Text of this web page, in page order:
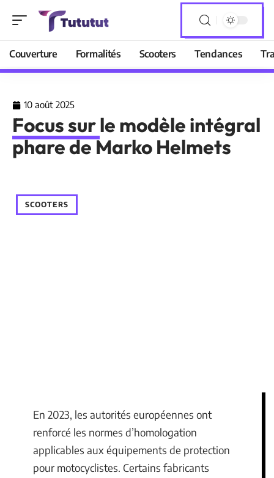
Couverture Formalités Scooters Tendances
10 août 2025
Focus sur le modèle intégral
phare de Marko Helmets
SCOOTERS
En 2023, les autorités européennes ont
renforcé les normes d’homologation
applicables aux équipements de protection
pour motocyclistes. Certains fabricants